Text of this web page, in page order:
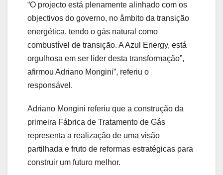
“O projecto está plenamente alinhado com os
objectivos do governo, no âmbito da transição
energética, tendo o gás natural como
combustível de transição. A Azul Energy, está
orgulhosa em ser líder desta transformação”,
afirmou Adriano Mongini”, referiu o
responsável.
Adriano Mongini referiu que a construção da
primeira Fábrica de Tratamento de Gás
representa a realização de uma visão
partilhada e fruto de reformas estratégicas para
construir um futuro melhor.